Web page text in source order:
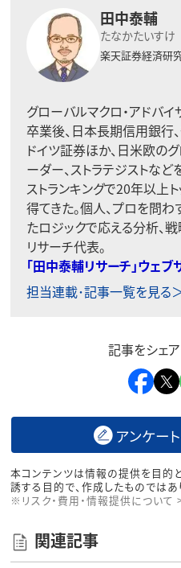
田中泰輔
たなかたいすけ
楽天証券経済研
グローバルマクロ・アドバ
卒業後、日本長期信用銀行、
ドイツ証券ほか、日米欧の
ーダー、ストラテジストな
ストランキングで20年以上
得てきた。個人、プロを問
たロジックで応える分析、
リサーチ代表。
「田中泰輔リサーチ」ウェブ
担当連載･記事一覧を見る
記事をシェ
アンケー
本コンテンツは情報の提供を目的
誘する目的で、作成したものではあ
※リスク・費用・情報提供について
関連記事